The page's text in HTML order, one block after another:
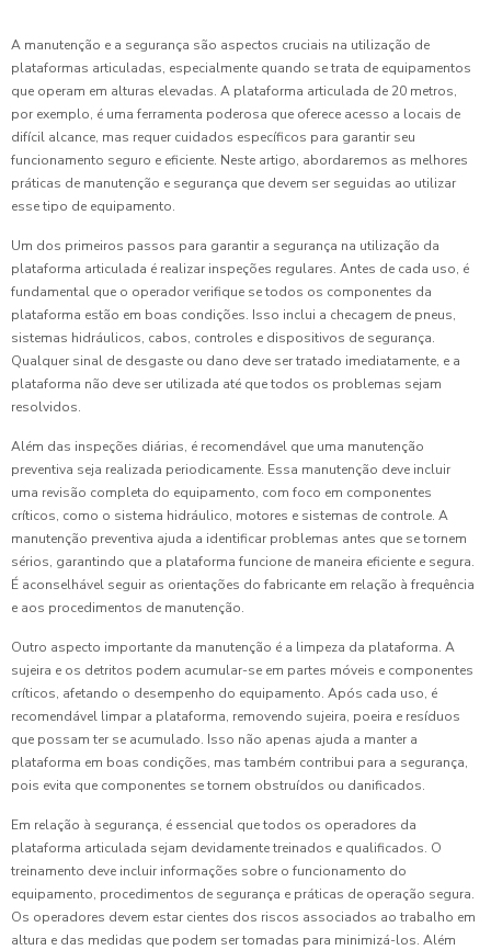
A manutenção e a segurança são aspectos cruciais na utilização de
plataformas articuladas, especialmente quando se trata de equipamentos
que operam em alturas elevadas. A plataforma articulada de 20 metros,
por exemplo, é uma ferramenta poderosa que oferece acesso a locais de
difícil alcance, mas requer cuidados específicos para garantir seu
funcionamento seguro e eficiente. Neste artigo, abordaremos as melhores
práticas de manutenção e segurança que devem ser seguidas ao utilizar
esse tipo de equipamento.
Um dos primeiros passos para garantir a segurança na utilização da
plataforma articulada é realizar inspeções regulares. Antes de cada uso, é
fundamental que o operador verifique se todos os componentes da
plataforma estão em boas condições. Isso inclui a checagem de pneus,
sistemas hidráulicos, cabos, controles e dispositivos de segurança.
Qualquer sinal de desgaste ou dano deve ser tratado imediatamente, e a
plataforma não deve ser utilizada até que todos os problemas sejam
resolvidos.
Além das inspeções diárias, é recomendável que uma manutenção
preventiva seja realizada periodicamente. Essa manutenção deve incluir
uma revisão completa do equipamento, com foco em componentes
críticos, como o sistema hidráulico, motores e sistemas de controle. A
manutenção preventiva ajuda a identificar problemas antes que se tornem
sérios, garantindo que a plataforma funcione de maneira eficiente e segura.
É aconselhável seguir as orientações do fabricante em relação à frequência
e aos procedimentos de manutenção.
Outro aspecto importante da manutenção é a limpeza da plataforma. A
sujeira e os detritos podem acumular-se em partes móveis e componentes
críticos, afetando o desempenho do equipamento. Após cada uso, é
recomendável limpar a plataforma, removendo sujeira, poeira e resíduos
que possam ter se acumulado. Isso não apenas ajuda a manter a
plataforma em boas condições, mas também contribui para a segurança,
pois evita que componentes se tornem obstruídos ou danificados.
Em relação à segurança, é essencial que todos os operadores da
plataforma articulada sejam devidamente treinados e qualificados. O
treinamento deve incluir informações sobre o funcionamento do
equipamento, procedimentos de segurança e práticas de operação segura.
Os operadores devem estar cientes dos riscos associados ao trabalho em
altura e das medidas que podem ser tomadas para minimizá-los. Além